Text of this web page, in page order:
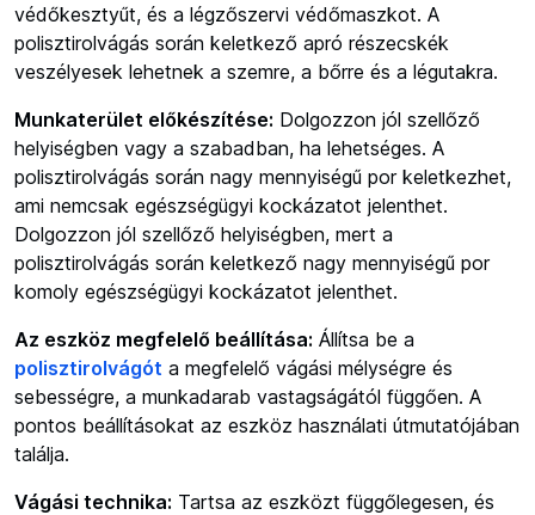
védőkesztyűt, és a légzőszervi védőmaszkot. A
polisztirolvágás során keletkező apró részecskék
veszélyesek lehetnek a szemre, a bőrre és a légutakra.
Munkaterület előkészítése: Dolgozzon jól szellőző
helyiségben vagy a szabadban, ha lehetséges. A
polisztirolvágás során nagy mennyiségű por keletkezhet,
ami nemcsak egészségügyi kockázatot jelenthet.
Dolgozzon jól szellőző helyiségben, mert a
polisztirolvágás során keletkező nagy mennyiségű por
komoly egészségügyi kockázatot jelenthet.
Az eszköz megfelelő beállítása: Állítsa be a
polisztirolvágót a megfelelő vágási mélységre és
sebességre, a munkadarab vastagságától függően. A
pontos beállításokat az eszköz használati útmutatójában
találja.
Vágási technika: Tartsa az eszközt függőlegesen, és